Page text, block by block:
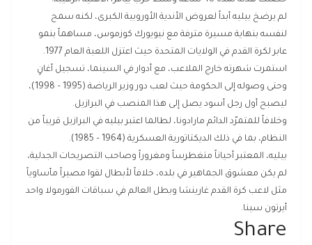
لم يرضخ بيليه أبداً لعروض الأندية الأوروبية الكبرى، لكنه سمح
لنفسه بنهاية مسيرة مترفة مع نيويورك كوزموس، مساهماً بنمو
عابر لكرة القدم في الولايات المتحدة حيث اعتزل اللعبة العام 1977.
استمرت شهرته خارج الملاعب، مع أدوار في السينما، تسجيل أغانٍ
وحتى وصوله إلى الحكومة حيث لعب دور وزير الرياضة (1995 – 1998)،
ليصبح أول رجل أسود يصل إلى هذا المنصب في البرازيل.
وخلافاً للمتمرّد الدائم مارادونا، لطالما اعتبر بيليه في البرازيل قريباً من
النظام، بما في ذلك الديكتاتورية العسكرية (1964 – 1985).
بيليه، المعتبر أحياناً متغطرساً ومغروراً وصاحب التصريحات الجدلية،
لم يكن معشوق الجماهير في بلده، خلافاً لأبطال لقوا مصيراً مأساوياً
مثل لاعب كرة القدم غارينشا وبطل العالم في سباقات الفورمولا واحد
أيرتون سينا.
Share